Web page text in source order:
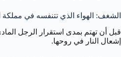
الشغف: الهواء الذي تتنفسه في
قبل أن تهتم بمدى استقرار الرجل
إشعال النار في روحها.